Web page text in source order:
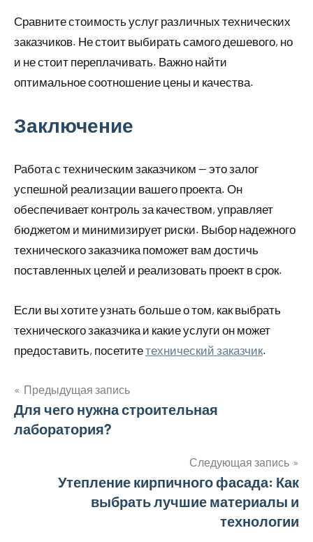
Сравните стоимость услуг различных технических
заказчиков. Не стоит выбирать самого дешевого, но
и не стоит переплачивать. Важно найти
оптимальное соотношение цены и качества.
Заключение
Работа с техническим заказчиком — это залог
успешной реализации вашего проекта. Он
обеспечивает контроль за качеством, управляет
бюджетом и минимизирует риски. Выбор надежного
технического заказчика поможет вам достичь
поставленных целей и реализовать проект в срок.
Если вы хотите узнать больше о том, как выбрать
технического заказчика и какие услуги он может
предоставить, посетитетехнический заказчик.
Навигация
по
Предыдущая запись
Для чего нужна строительная
лаборатория?
Следующая запись
Утепление кирпичного фасада: Как
выбрать лучшие материалы и
технологии